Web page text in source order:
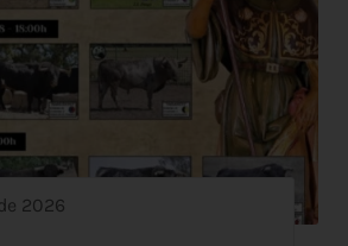
2026